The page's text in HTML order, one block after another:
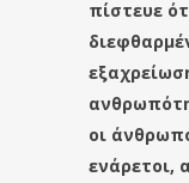
πίστευε
οι
ενάρετοι,